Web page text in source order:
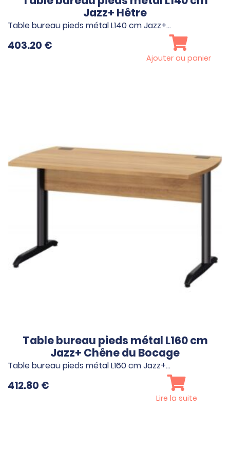
Jazz+ Hêtre
Table bureau pieds métal L140 cm Jazz+…
403.20 €
Ajouter au panier
Table bureau pieds métal L160 cm
Jazz+ Chêne du Bocage
Table bureau pieds métal L160 cm Jazz+…
412.80 €
Lire la suite